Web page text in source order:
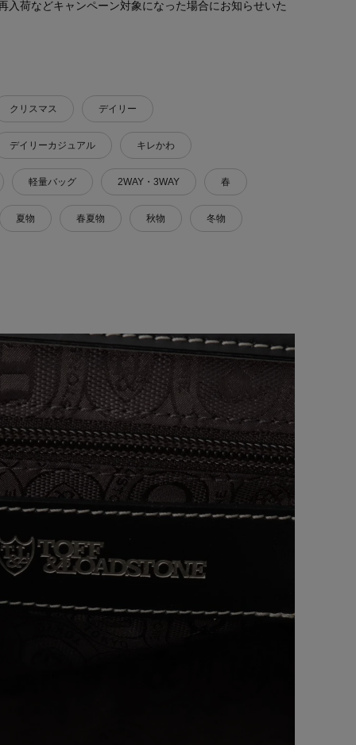
入荷などキャンペーン対象になった場合にお知らせいた
クリスマス デイリー
デイリーカジュアル キレかわ
軽量バッグ 2WAY・3WAY 春
夏物 春夏物 秋物 冬物